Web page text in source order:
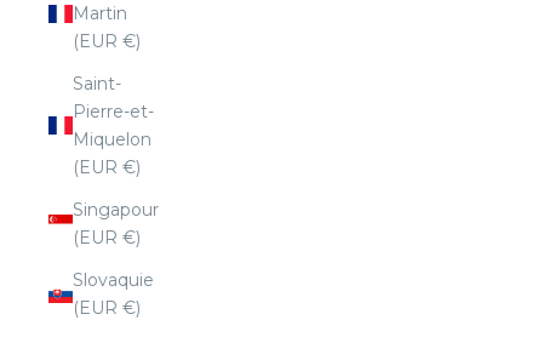
Martin
(EUR €)
Saint-
Pierre-et-
Miquelon
(EUR €)
Singapour
(EUR €)
Slovaquie
(EUR €)